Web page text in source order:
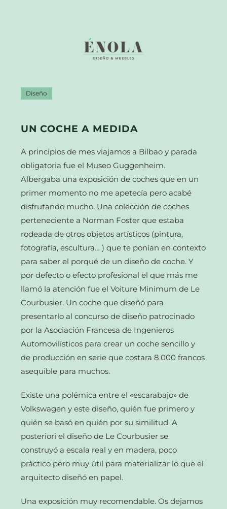
Diseño
UN COCHE A MEDIDA
A principios de mes viajamos a Bilbao y parada
obligatoria fue el Museo Guggenheim.
Albergaba una exposición de coches que en un
primer momento no me apetecía pero acabé
disfrutando mucho. Una colección de coches
perteneciente a Norman Foster que estaba
rodeada de otros objetos artísticos (pintura,
fotografía, escultura… ) que te ponían en contexto
para saber el porqué de un diseño de coche. Y
por defecto o efecto profesional el que más me
llamó la atención fue el Voiture Minimum de Le
Courbusier. Un coche que diseñó para
presentarlo al concurso de diseño patrocinado
por la Asociación Francesa de Ingenieros
Automovilísticos para crear un coche sencillo y
de producción en serie que costara 8.000 francos
asequible para muchos.
Existe una polémica entre el «escarabajo» de
Volkswagen y este diseño, quién fue primero y
quién se basó en quién por su similitud. A
posteriori el diseño de Le Courbusier se
construyó a escala real y en madera, poco
práctico pero muy útil para materializar lo que el
arquitecto diseñó en papel.
Una exposición muy recomendable. Os dejamos